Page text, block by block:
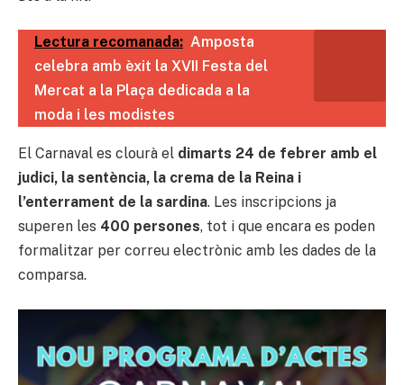
Lectura recomanada: Amposta
celebra amb èxit la XVII Festa del
Mercat a la Plaça dedicada a la
moda i les modistes
El Carnaval es clourà el dimarts 24 de febrer amb el
judici, la sentència, la crema de la Reina i
l’enterrament de la sardina. Les inscripcions ja
superen les 400 persones, tot i que encara es poden
formalitzar per correu electrònic amb les dades de la
comparsa.